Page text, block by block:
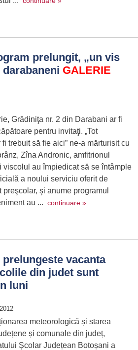
prelungit, „un vis
GALERIE
Grădiniţa nr. 2 din Darabani ar fi
pentru invitaţi. „Tot
trebuit să fie aici” ne-a mărturisit cu
Zîna Andronic, amfitrionul
viscolul au împiedicat să se întâmple
a noului serviciu oferit de
şi anume programul
au ... continuare »
prelungeste vacanta
din judet sunt
luni
meteorologică și starea
și comunale din județ,
Școlar Județean Botoșani a